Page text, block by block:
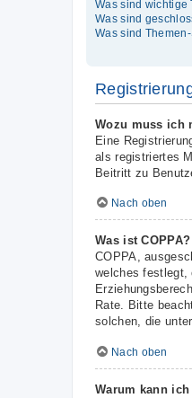
Was sind wichtige
Was sind
Was sind
Wozu muss ich
Eine
als registriertes
Beitritt zu
Nach oben
Was ist COPPA?
COPPA,
welches festlegt,
Rate. Bitte
solchen, die
Nach oben
Warum kann